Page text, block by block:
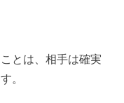
とは、相手は確実
。